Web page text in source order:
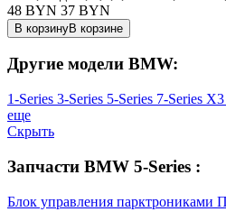
48 BYN 37 BYN
В корзинуВ корзине
Другие модели BMW:
1-Series 3-Series 5-Series 7-Series X3
еще
Скрыть
Запчасти BMW 5-Series :
Блок управления парктрониками